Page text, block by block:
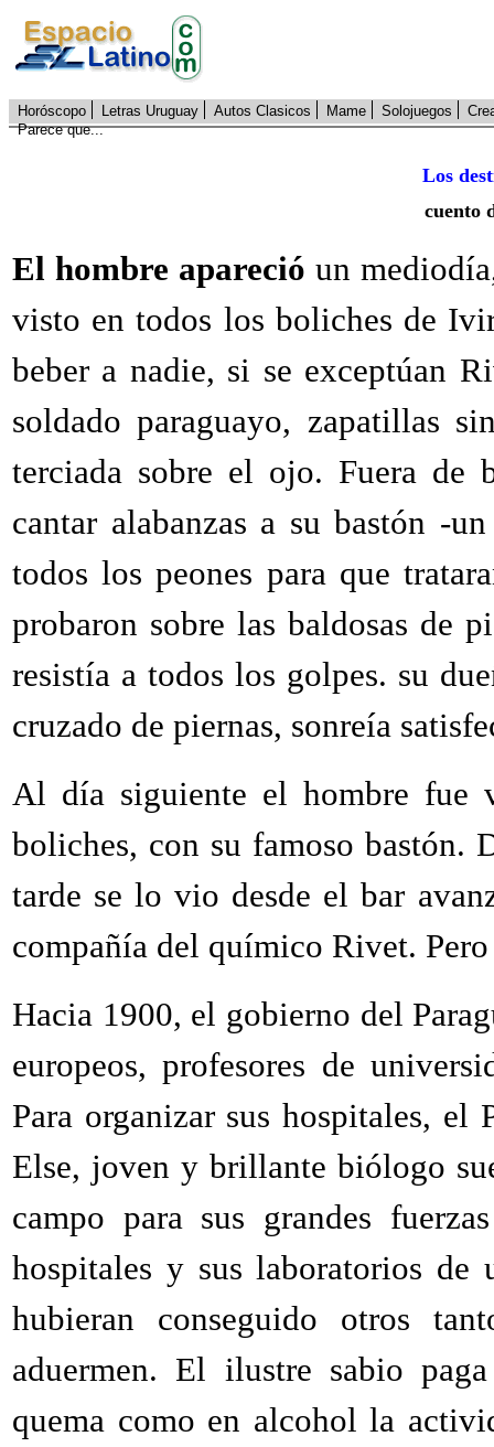
Horóscopo Letras Uruguay Autos Clasicos Mame Solojuegos
Parece que...
Los
cuento
El hombre apareció un
visto en todos los boliches de
beber a nadie, si se exceptúan
soldado paraguayo, zapatillas
terciada sobre el ojo. Fuera de
cantar alabanzas a su bastón -
todos los peones para que
probaron sobre las baldosas de
resistía a todos los golpes. su
cruzado de piernas, sonreía
Al día siguiente el hombre fue
boliches, con su famoso bastón.
tarde se lo vio desde el bar
compañía del químico Rivet.
Hacia 1900, el gobierno del
europeos, profesores de
Para organizar sus hospitales,
Else, joven y brillante biólogo
campo para sus grandes
hospitales y sus laboratorios de
hubieran conseguido otros
aduermen. El ilustre sabio
quema como en alcohol la